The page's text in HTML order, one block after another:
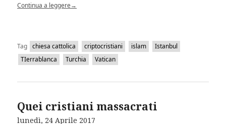
Continua a leggere→
Tag chiesa cattolica criptocristiani islam
Istanbul
TIerrablanca
Turchia Vatican
Quei cristiani massacrati
lunedì, 24 Aprile 2017